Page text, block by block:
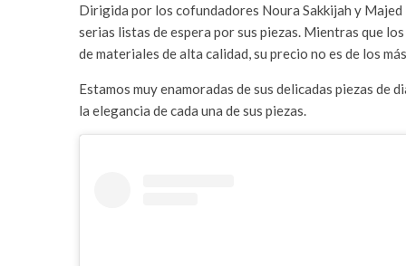
Dirigida por los cofundadores Noura Sakkijah y
serias listas de espera por sus piezas. Mientras que
de materiales de alta calidad, su precio no es de los
Estamos muy enamoradas de sus delicadas piezas de
la elegancia de cada una de sus piezas.